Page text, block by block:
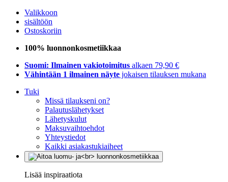
Valikkoon
sisältöön
Ostoskoriin
100% luonnonkosmetiikkaa
Suomi: Ilmainen vakiotoimitus alkaen 79,90 €
Vähintään 1 ilmainen näyte jokaisen tilauksen mukana
Tuki
Missä tilaukseni on?
Palautuslähetykset
Lähetyskulut
Maksuvaihtoehdot
Yhteystiedot
Kaikki asiakastukiaiheet
Lisää inspiraatiota